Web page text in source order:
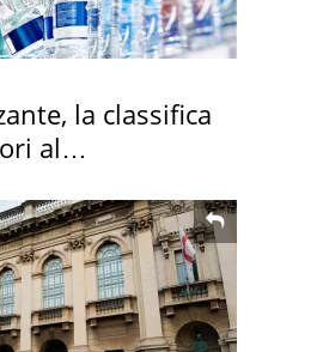
la classifica
al